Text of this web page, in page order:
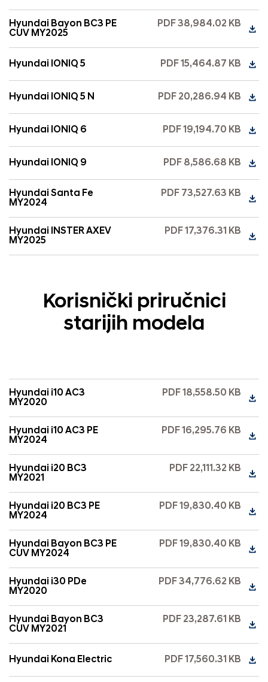
Hyundai Bayon BC3 PE
CUV MY2025
PDF 38,984.02 KB
Hyundai IONIQ 5 PDF 15,464.87 KB
Hyundai IONIQ 5 N PDF 20,286.94 KB
Hyundai IONIQ 6 PDF 19,194.70 KB
Hyundai IONIQ 9 PDF 8,586.68 KB
Hyundai Santa Fe
MY2024
PDF 73,527.63 KB
Hyundai INSTER AXEV
MY2025
PDF 17,376.31 KB
Korisnički priručnici
starijih modela
Hyundai i10 AC3
MY2020
PDF 18,558.50 KB
Hyundai i10 AC3 PE
MY2024
PDF 16,295.76 KB
Hyundai i20 BC3
MY2021
PDF 22,111.32 KB
Hyundai i20 BC3 PE
MY2024
PDF 19,830.40 KB
Hyundai Bayon BC3 PE
CUV MY2024
PDF 19,830.40 KB
Hyundai i30 PDe
MY2020
PDF 34,776.62 KB
Hyundai Bayon BC3
CUV MY2021
PDF 23,287.61 KB
Hyundai Kona Electric PDF 17,560.31 KB